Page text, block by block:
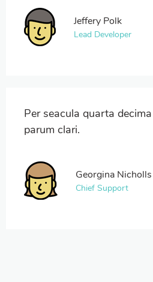
Jeffery Polk
Lead Developer
Per seacula quarta
parum clari.
Georgina Nicholls
Chief Support